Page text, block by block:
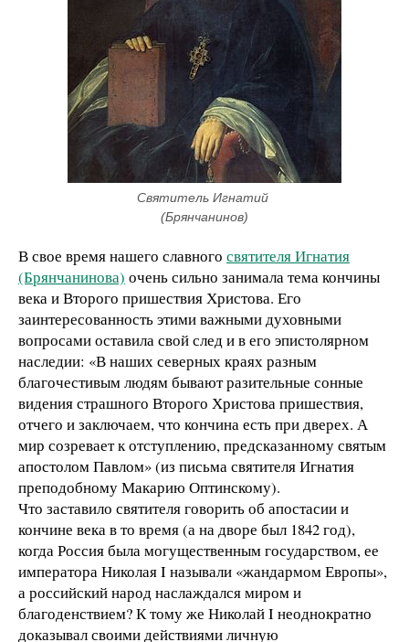
Святитель Игнатий
(Брянчанинов)
В свое время нашего славного святителя Игнатия
(Брянчанинова) очень сильно занимала тема кончины
века и Второго пришествия Христова. Его
заинтересованность этими важными духовными
вопросами оставила свой след и в его эпистолярном
наследии: «В наших северных краях разным
благочестивым людям бывают разительные сонные
видения страшного Второго Христова пришествия,
отчего и заключаем, что кончина есть при дверех. А
мир созревает к отступлению, предсказанному святым
апостолом Павлом» (из письма святителя Игнатия
преподобному Макарию Оптинскому).
Что заставило святителя говорить об апостасии и
кончине века в то время (а на дворе был 1842 год),
когда Россия была могущественным государством, ее
императора Николая I называли «жандармом Европы»,
а российский народ наслаждался миром и
благоденствием? К тому же Николай I неоднократно
доказывал своими действиями личную